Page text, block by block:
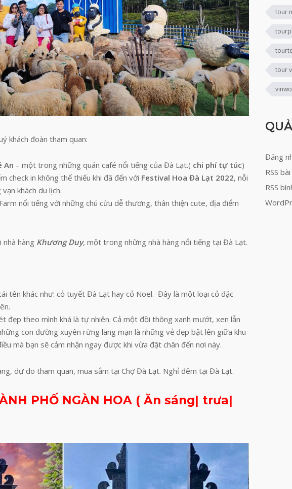
khách đoàn tham quan:
An – một trong những quán café nổi tiếng của Đà Lạt.( chi phí tự túc)
check in không thể thiếu khi đã đến với Festival Hoa Đà Lạt 2022, nỗi
khách du lịch.
nổi tiếng với những chú cừu dễ thương, thân thiện cute, địa điểm
hàng Khương Duy, một trong những nhà hàng nổi tiếng tại Đà Lạt.
tên khác như: cỏ tuyết Đà Lạt hay cỏ Noel. Đây là một loại cỏ đặc
đẹp theo mình khá là tự nhiên. Cả một đồi thông xanh mướt, xen lẫn
con đường xuyên rừng lãng mạn là những vẻ đẹp bật lên giữa khu
mà bạn sẽ cảm nhận ngay được khi vừa đặt chân đến nơi này.
dự do tham quan, mua sắm tại Chợ Đà Lạt. Nghỉ đêm tại Đà Lạt.
PHỐ NGÀN HOA ( Ăn sáng| trưa|
tour
tour
Đăng
RSS
RSS